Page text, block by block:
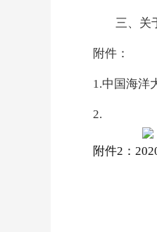
三、关
附件：
1.中国海洋
2.
附件2：